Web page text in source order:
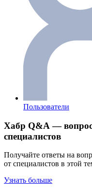
Пользователи
Хабр Q&A —
специалистов
Получайте ответы на
от специалистов в этой
Узнать больше